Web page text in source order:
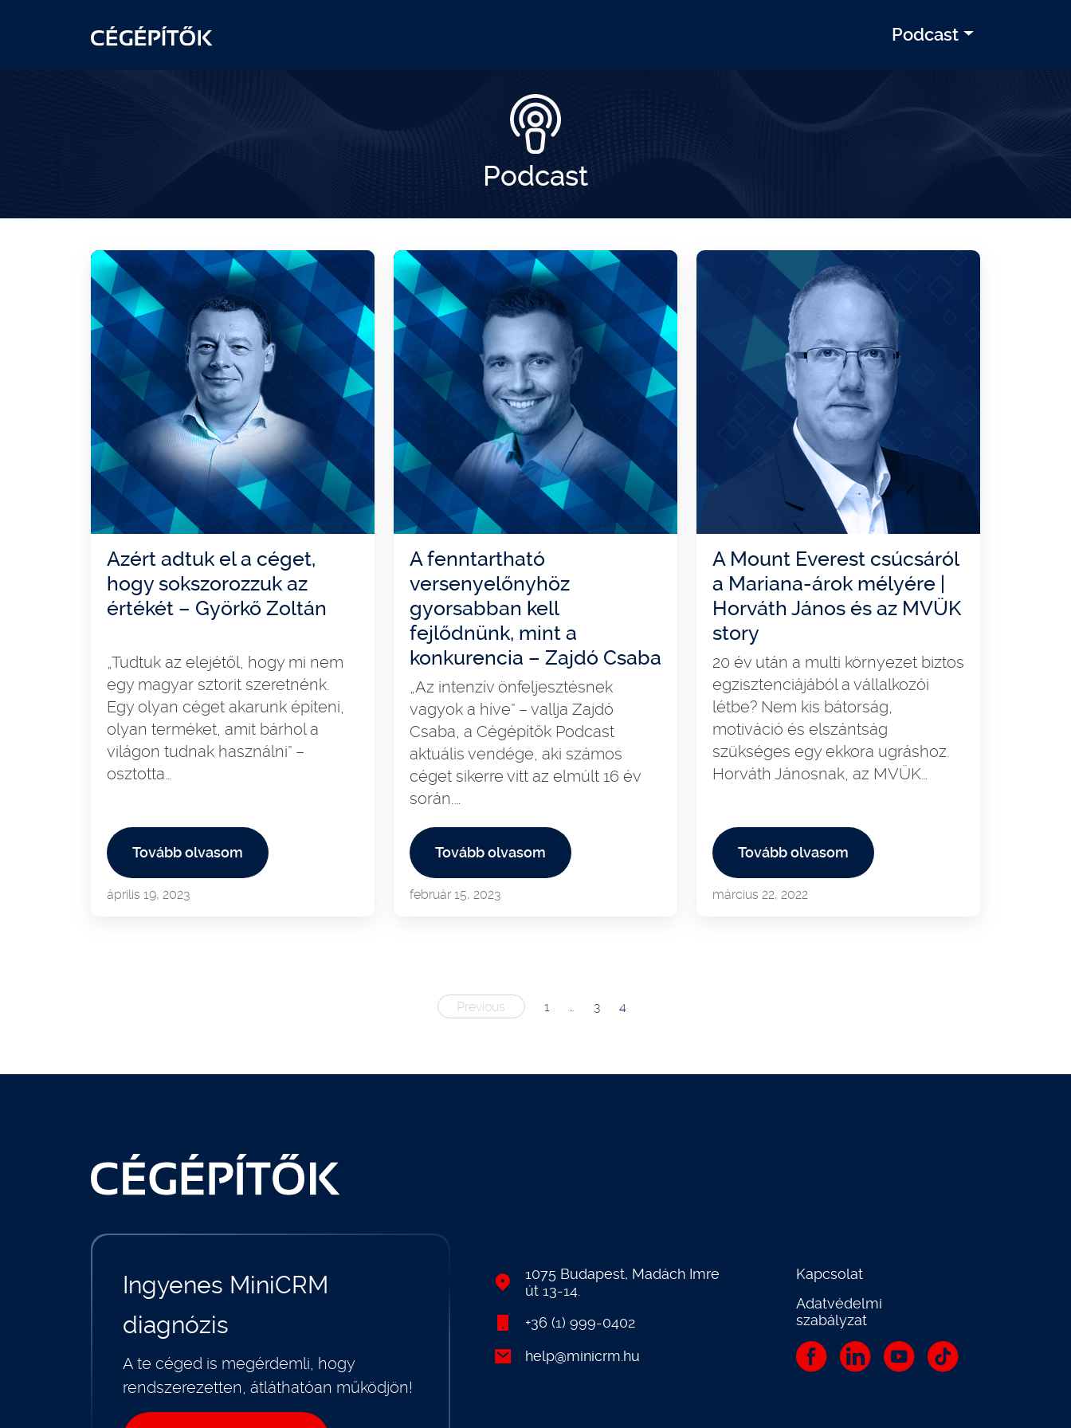
Podcast
Podcast
Azért adtuk el a céget,
hogy sokszorozzuk az
értékét – Györkő Zoltán
„Tudtuk az elejétől, hogy mi nem
egy magyar sztorit szeretnénk.
Egy olyan céget akarunk építeni,
olyan terméket, amit bárhol a
világon tudnak használni” –
osztotta…
Tovább olvasom
április 19, 2023
A fenntartható
versenyelőnyhöz
gyorsabban kell
fejlődnünk, mint a
konkurencia – Zajdó Csaba
„Az intenzív önfeljesztésnek
vagyok a híve” – vallja Zajdó
Csaba, a Cégépítők Podcast
aktuális vendége, aki számos
céget sikerre vitt az elmúlt 16 év
során.…
Tovább olvasom
február 15, 2023
A Mount Everest csúcsáról
a Mariana-árok mélyére |
Horváth János és az MVÜK
story
20 év után a multi környezet biztos
egzisztenciájából a vállalkozói
létbe? Nem kis bátorság,
motiváció és elszántság
szükséges egy ekkora ugráshoz.
Horváth Jánosnak, az MVÜK…
Tovább olvasom
március 22, 2022
Posts
Previous 1 … 3 4
Ingyenes MiniCRM
diagnózis
A te céged is megérdemli, hogy
rendszerezetten, átláthatóan működjön!
1075 Budapest, Madách Imre
út 13-14.
+36 (1) 999-0402
help@minicrm.hu
Kapcsolat
Adatvédelmi
szabályzat